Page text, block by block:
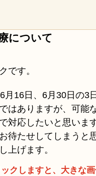
について
です。
6月16日、6月30日の3
はありますが、可能
対応したいと思いま
待たせしてしまうと
上げます。
クしますと、大きな画